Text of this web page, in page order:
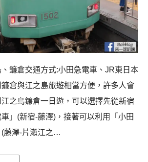
鐮倉交通方式:小田急電車、JR東日本
倉與江之島旅遊相當方便，許多人會
之島鐮倉一日遊，可以選擇先從新宿
」(新宿-藤澤)，接著可以利用「小田
藤澤-片瀨江之…